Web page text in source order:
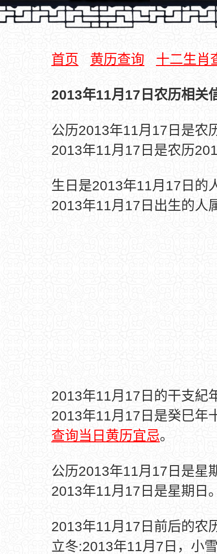
首页 黄历查询 十二生肖
2013年11月17日农历相关
公历2013年11月17日是农
2013年11月17日是农历
生日是2013年11月17日的
2013年11月17日出生的人
2013年11月17日的干支紀
2013年11月17日是癸巳年
查询当日黄历宜忌。
公历2013年11月17日是星
2013年11月17日是星期日
2013年11月17日前后的农
立冬:2013年11月7日，小